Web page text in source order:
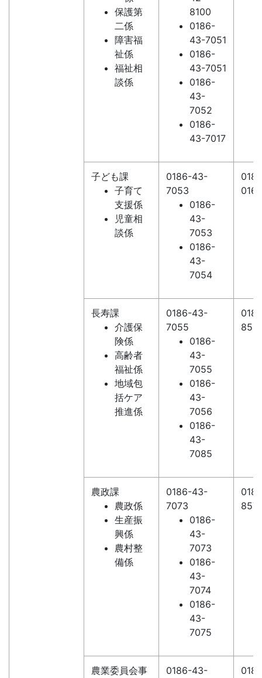
保護第
二係
障害福
祉係
福祉相
談係
8100
0186-
43-7051
0186-
43-7051
0186-
43-
7052
0186-
43-7017
子ども課
子育て
支援係
児童相
談係
0186-43-
7053
0186-
43-
7053
0186-
43-
7054
0160
長寿課
介護保
険係
高齢者
福祉係
地域包
括ケア
推進係
0186-43-
7055
0186-
43-
7055
0186-
43-
7056
0186-
43-
7085
農政課
農政係
生産振
興係
農村整
備係
0186-43-
7073
0186-
43-
7073
0186-
43-
7074
0186-
43-
7075
農業委員会事
0186-43-